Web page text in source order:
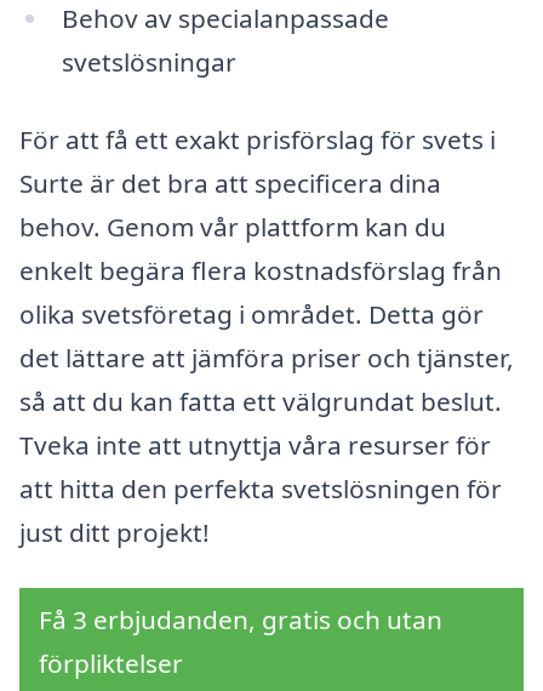
Behov av specialanpassade
svetslösningar
För att få ett exakt prisförslag för svets i
Surte är det bra att specificera dina
behov. Genom vår plattform kan du
enkelt begära flera kostnadsförslag från
olika svetsföretag i området. Detta gör
det lättare att jämföra priser och tjänster,
så att du kan fatta ett välgrundat beslut.
Tveka inte att utnyttja våra resurser för
att hitta den perfekta svetslösningen för
just ditt projekt!
Få 3 erbjudanden, gratis och utan
förpliktelser